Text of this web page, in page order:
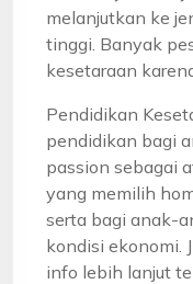
melanjutkan ke
tinggi. Banyak
kesetaraan
Pendidikan
pendidikan bagi
passion sebagai
yang memilih
serta bagi anak-
kondisi ekonomi.
info lebih lanjut